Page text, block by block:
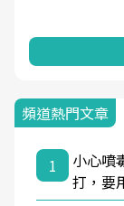
頻道熱門文章
1
小心噴
打，要